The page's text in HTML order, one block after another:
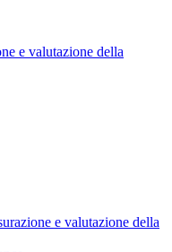
e valutazione della
e valutazione della